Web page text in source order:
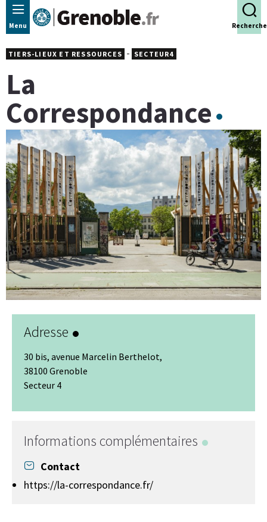
Panneau de gestion des cookies
Menu Recherche
La
Correspondance
TIERS-LIEUX ET RESSOURCES - SECTEUR4
Adresse
30 bis, avenue Marcelin Berthelot,
38100 Grenoble
Secteur 4
−
Informations complémentaires
Contact
https://la-correspondance.fr/